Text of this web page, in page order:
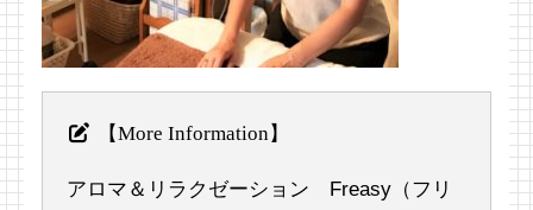
【More Information】
アロマ＆リラクゼーション Freasy（フリ